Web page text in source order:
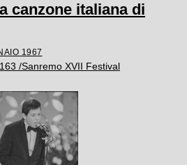
canzone italiana di
1967
/Sanremo XVII Festival